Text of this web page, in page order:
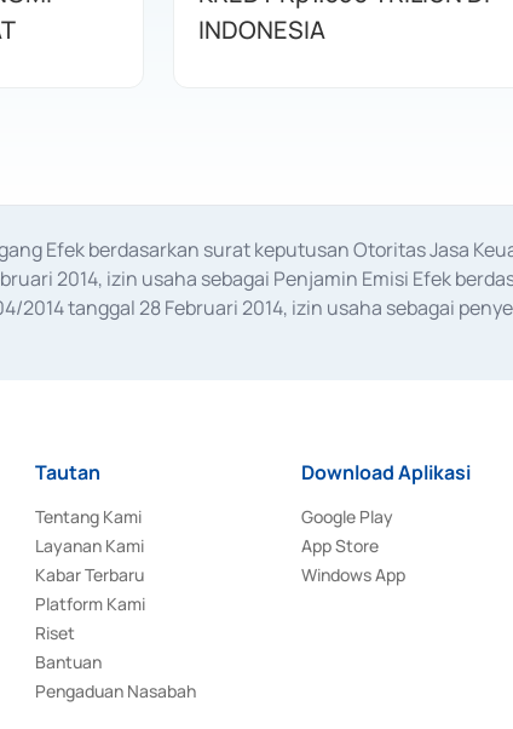
INDONESIA
Efek berdasarkan surat keputusan Otoritas Jasa
2014, izin usaha sebagai Penjamin Emisi Efek
2014 tanggal 28 Februari 2014, izin usaha sebagai
Tautan
Tentang Kami
Layanan Kami
Kabar Terbaru
Platform Kami
Riset
Bantuan
Pengaduan Nasabah
Download Aplikasi
Google Play
App Store
Windows App